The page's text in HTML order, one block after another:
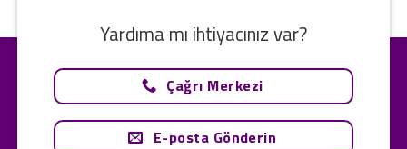
Yardıma mı ihtiyacınız var?
Çağrı Merkezi
E-posta Gönderin